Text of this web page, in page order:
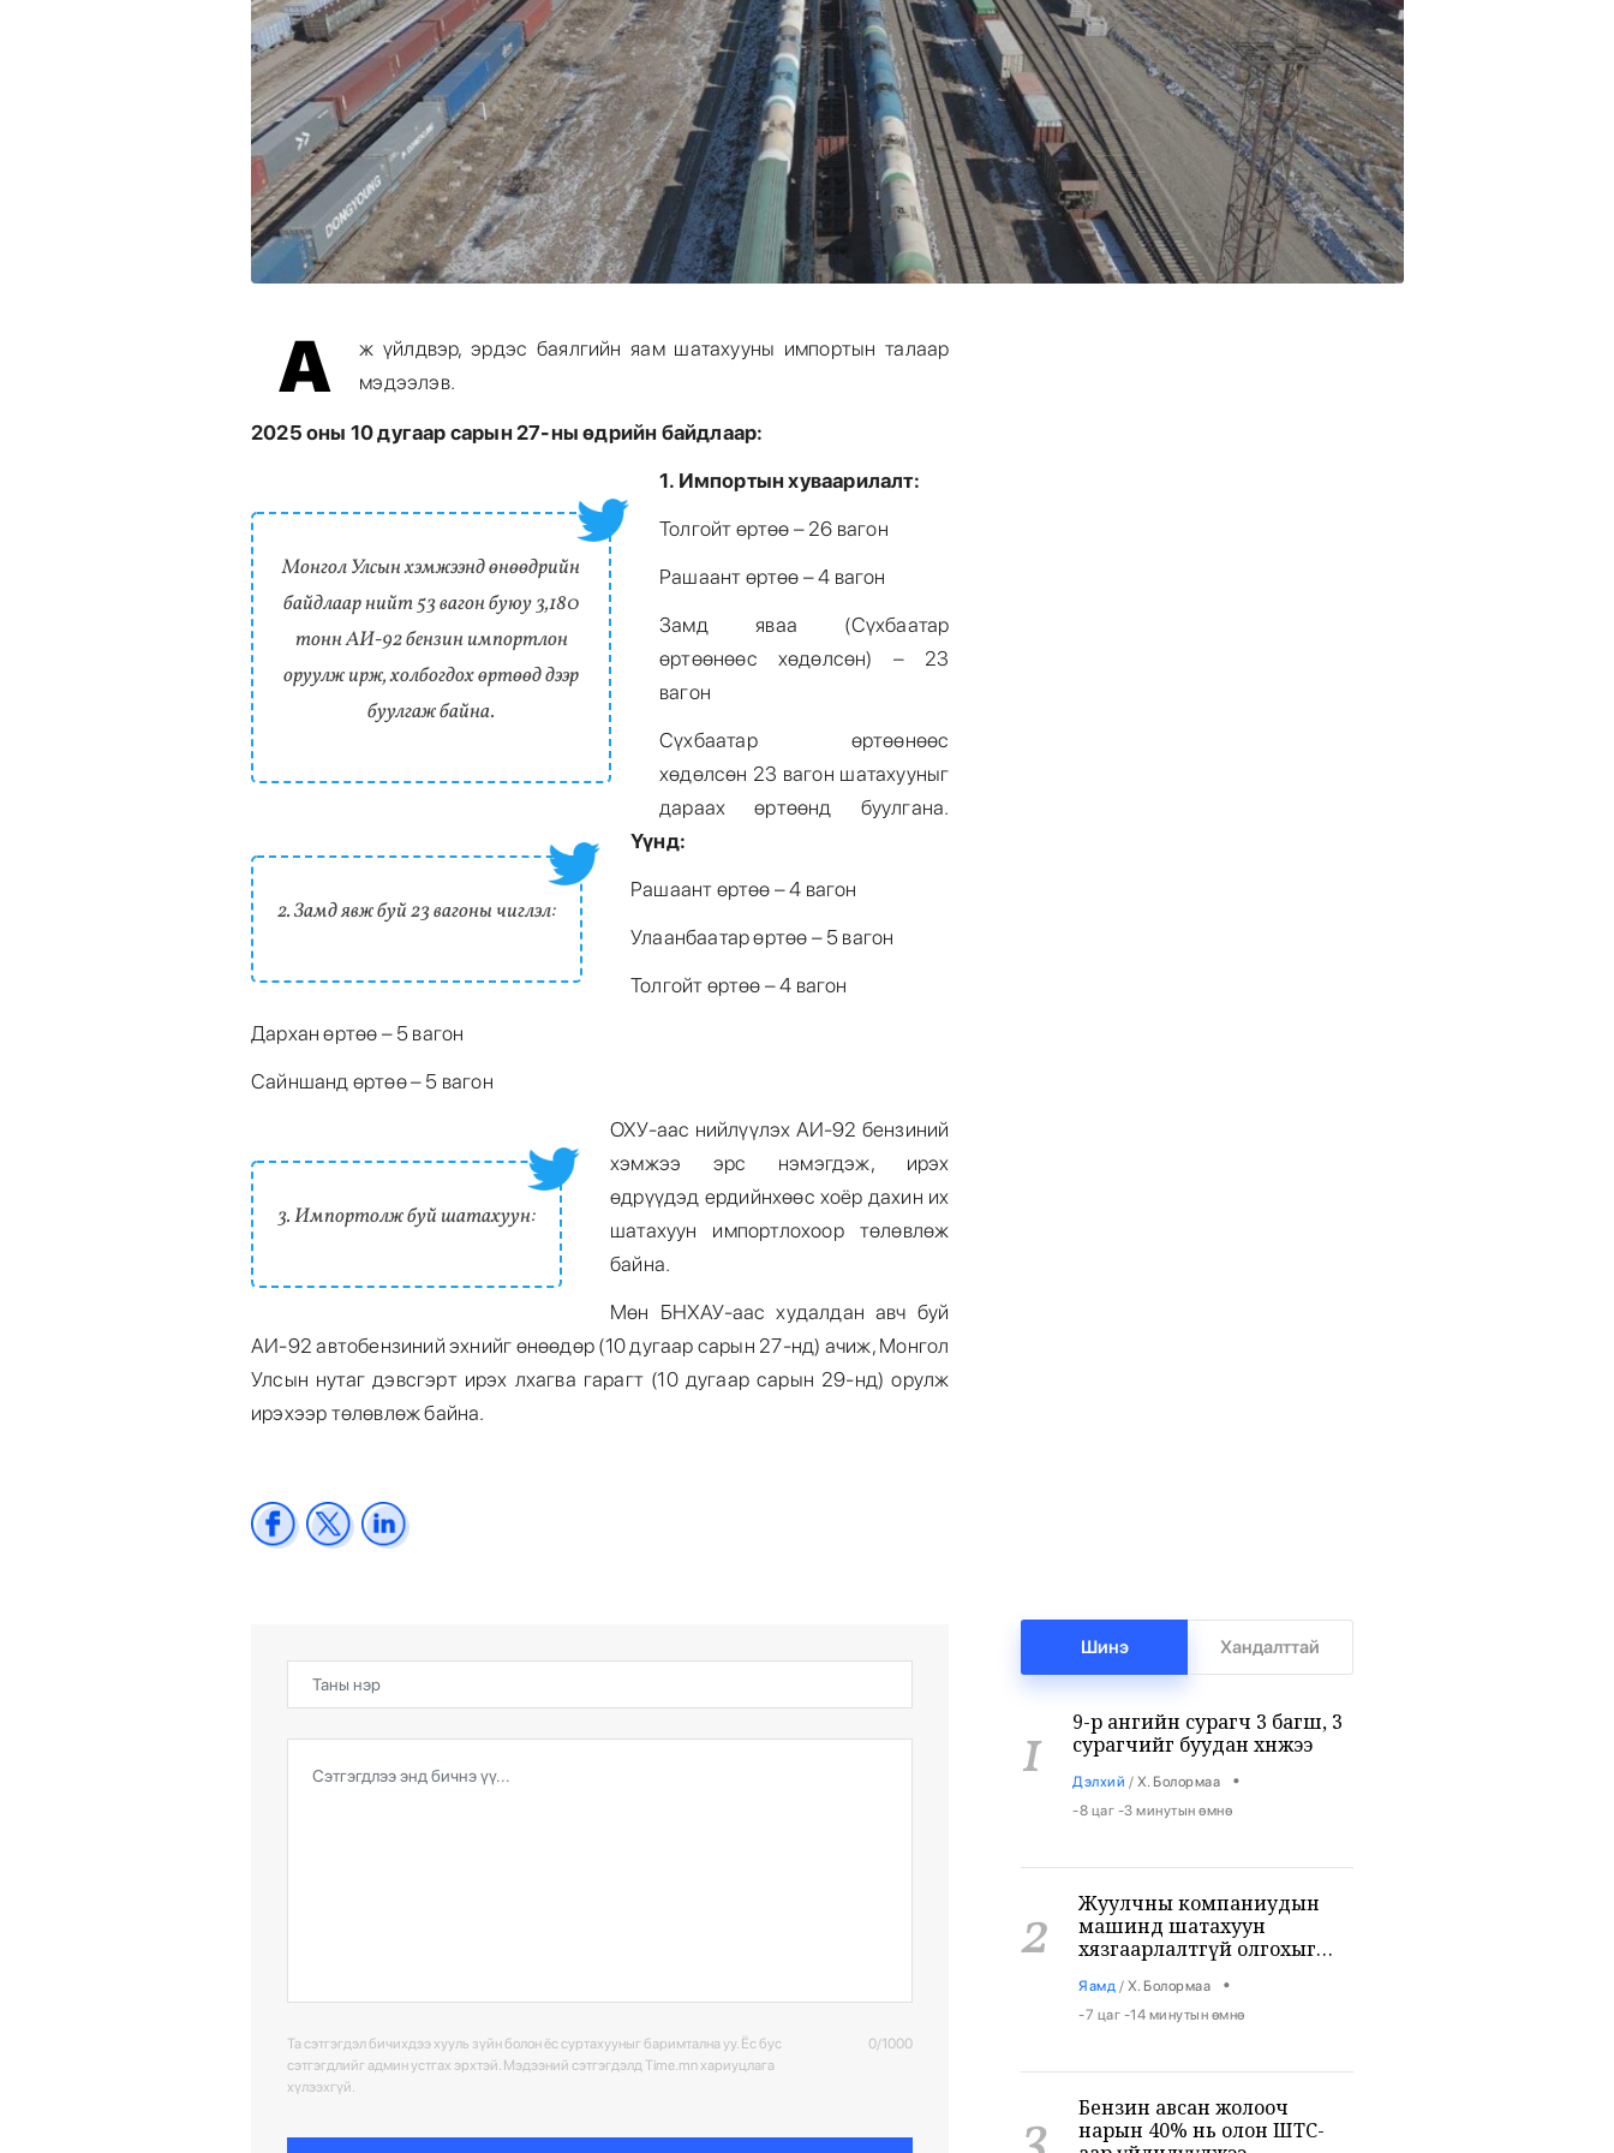
А
ж үйлдвэр, эрдэс баялгийн яам шатахууны импортын талаар
мэдээлэв.
2025 оны 10 дугаар сарын 27-ны өдрийн байдлаар:
Монгол Улсын хэмжээнд өнөөдрийн
байдлаар нийт 53 вагон буюу 3,180
тонн АИ-92 бензин импортлон
оруулж ирж, холбогдох өртөөд дээр
буулгаж байна.
1. Импортын хуваарилалт:
Толгойт өртөө – 26 вагон
Рашаант өртөө – 4 вагон
Замд яваа (Сүхбаатар
өртөөнөөс хөдөлсөн) – 23
вагон
2. Замд явж буй 23 вагоны чиглэл:
Сүхбаатар өртөөнөөс
хөдөлсөн 23 вагон шатахууныг
дараах өртөөнд буулгана.
Үүнд:
Рашаант өртөө – 4 вагон
Улаанбаатар өртөө – 5 вагон
Толгойт өртөө – 4 вагон
Дархан өртөө – 5 вагон
Сайншанд өртөө – 5 вагон
3. Импортолж буй шатахуун:
ОХУ-аас нийлүүлэх АИ-92 бензиний
хэмжээ эрс нэмэгдэж, ирэх
өдрүүдэд ердийнхөөс хоёр дахин их
шатахуун импортлохоор төлөвлөж
байна.
Мөн БНХАУ-аас худалдан авч буй
АИ-92 автобензиний эхнийг өнөөдөр (10 дугаар сарын 27-нд) ачиж, Монгол
Улсын нутаг дэвсгэрт ирэх лхагва гарагт (10 дугаар сарын 29-нд) орулж
ирэхээр төлөвлөж байна.
Та сэтгэгдэл бичихдээ хууль зүйн болон ёс суртахууныг баримтална уу. Ёс бус
сэтгэгдлийг админ устгах эрхтэй. Мэдээний сэтгэгдэлд Time.mn хариуцлага
хүлээхгүй.
0/1000
Шинэ Хандалттай
1
9-р ангийн сурагч 3 багш, 3
сурагчийг буудан хөнөөжээ
Дэлхий / Х. Болормаа •
-8 цаг -3 минутын өмнө
2
Жуулчны компаниудын
машинд шатахуун
хязгаарлалтгүй олгохыг
Яамд / Х. Болормаа •
-7 цаг -14 минутын өмнө
Бензин авсан жолооч
нарын 40% нь олон ШТС-